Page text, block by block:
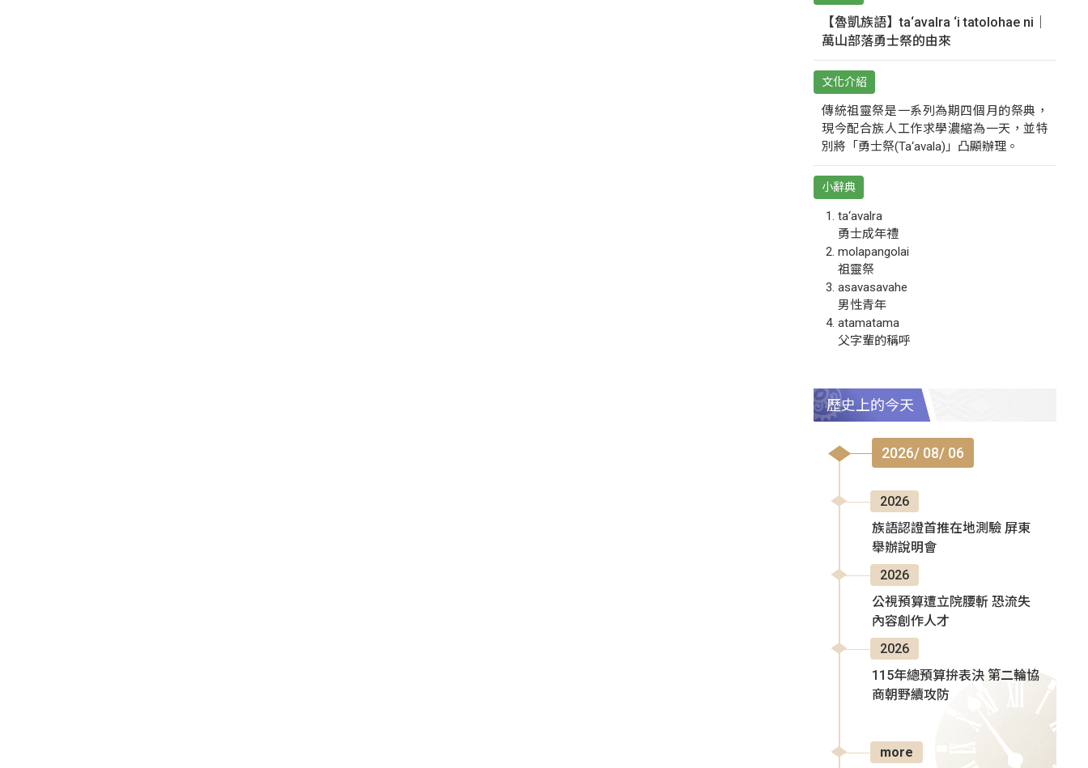
【魯凱族語】ta‘avalra ‘i tatolohae ni｜
萬山部落勇士祭的由來
文化介紹
傳統祖靈祭是一系列為期四個月的祭典，
現今配合族人工作求學濃縮為一天，並特
別將「勇士祭(Ta‘avala)」凸顯辦理。
小辭典
ta‘avalra
勇士成年禮
molapangolai
祖靈祭
asavasavahe
男性青年
atamatama
父字輩的稱呼
歷史上的今天
2026/ 08/ 06
2026
族語認證首推在地測驗 屏東
舉辦說明會
2026
公視預算遭立院腰斬 恐流失
內容創作人才
2026
115年總預算拚表決 第二輪協
商朝野續攻防
more